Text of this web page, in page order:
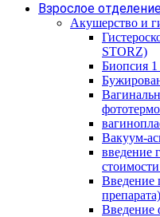
Взрослое
Акушерство и
STORZ)
Биопсия 1
Вакуум-
введение
Введение
препарата)
Введение